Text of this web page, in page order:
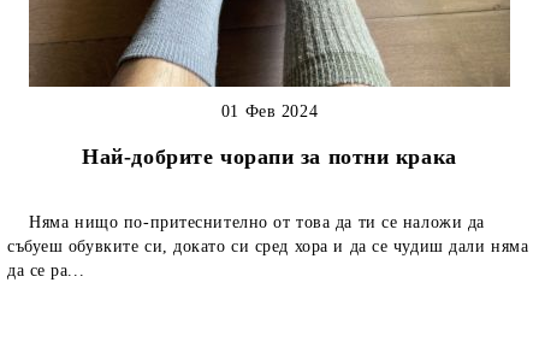
Най-добрите чорапи за потни крака
01 Фев 2024
Няма нищо по-притеснително от това да ти се наложи да
събуеш обувките си, докато си сред хора и да се чудиш дали няма
да се ра...